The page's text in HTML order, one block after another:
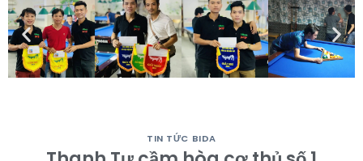
TIN TỨC BIDA